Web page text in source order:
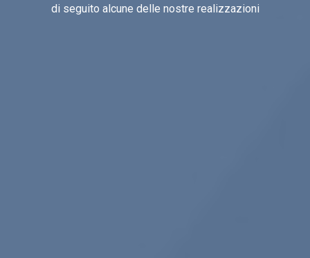
di seguito alcune delle nostre realizzazioni